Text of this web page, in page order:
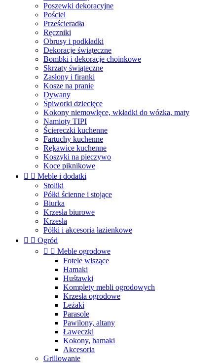
Poszewki dekoracyjne
Pościel
Prześcieradła
Ręczniki
Obrusy i podkładki
Dekoracje świąteczne
Bombki i dekoracje choinkowe
Skrzaty świąteczne
Zasłony i firanki
Kosze na pranie
Dywany
Śpiworki dziecięce
Kokony niemowlęce, wkładki do wózka, maty
Namioty TIPI
Ściereczki kuchenne
Fartuchy kuchenne
Rękawice kuchenne
Koszyki na pieczywo
Koce piknikowe
  Meble i dodatki
Stoliki
Półki ścienne i stojące
Biurka
Krzesła biurowe
Krzesła
Półki i akcesoria łazienkowe
  Ogród
  Meble ogrodowe
Fotele wiszące
Hamaki
Huśtawki
Komplety mebli ogrodowych
Krzesła ogrodowe
Leżaki
Parasole
Pawilony, altany
Ławeczki
Kokony, hamaki
Akcesoria
Grillowanie